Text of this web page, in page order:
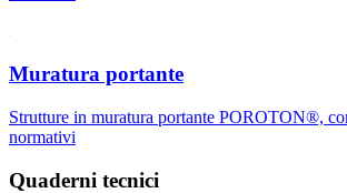
Muratura portante
Strutture in muratura portante POROTON®,
normativi
Quaderni tecnici